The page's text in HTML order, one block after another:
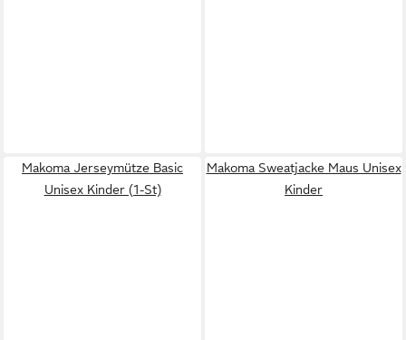
Makoma Jerseymütze Basic
Unisex Kinder (1-St)
Makoma Sweatjacke Maus Unisex
Kinder